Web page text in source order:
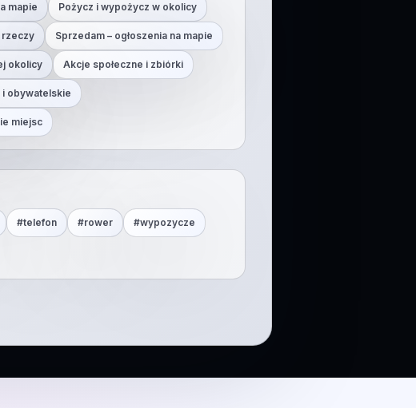
mapie Pożycz i wypożycz w okolicy
rzeczy Sprzedam – ogłoszenia na mapie
okolicy Akcje społeczne i zbiórki
i obywatelskie
miejsc
#telefon #rower #wypozycze